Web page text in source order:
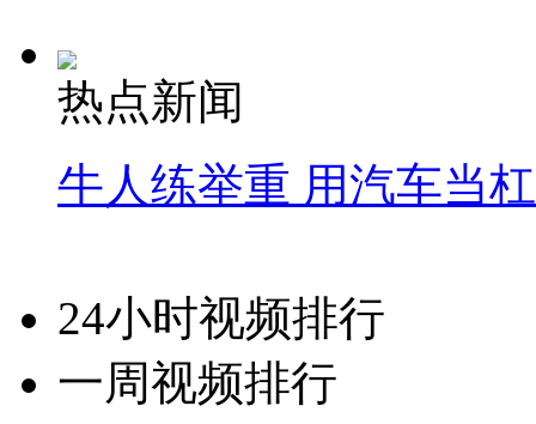
热点新闻
牛人练举重 用汽车当
24小时视频排行
一周视频排行